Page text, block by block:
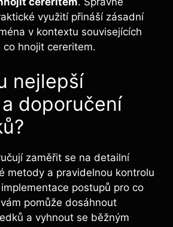
využití přináší zásadní
v kontextu souvisejících
hnojit cereritem.
nejlepší
doporučení
zaměřit se na detailní
metody a pravidelnou kontrolu
postupů pro co
pomůže dosáhnout
a vyhnout se běžným